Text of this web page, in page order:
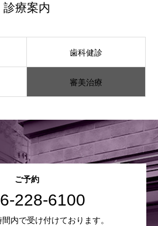
診療案内
歯科健診
審美治療
ご予約
228-6100
内で受け付けております。